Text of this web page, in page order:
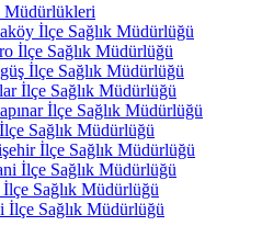
Müdürlükleri
İlçe Sağlık Müdürlüğü
İlçe Sağlık Müdürlüğü
İlçe Sağlık Müdürlüğü
İlçe Sağlık Müdürlüğü
İlçe Sağlık Müdürlüğü
Sağlık Müdürlüğü
İlçe Sağlık Müdürlüğü
İlçe Sağlık Müdürlüğü
Sağlık Müdürlüğü
İlçe Sağlık Müdürlüğü